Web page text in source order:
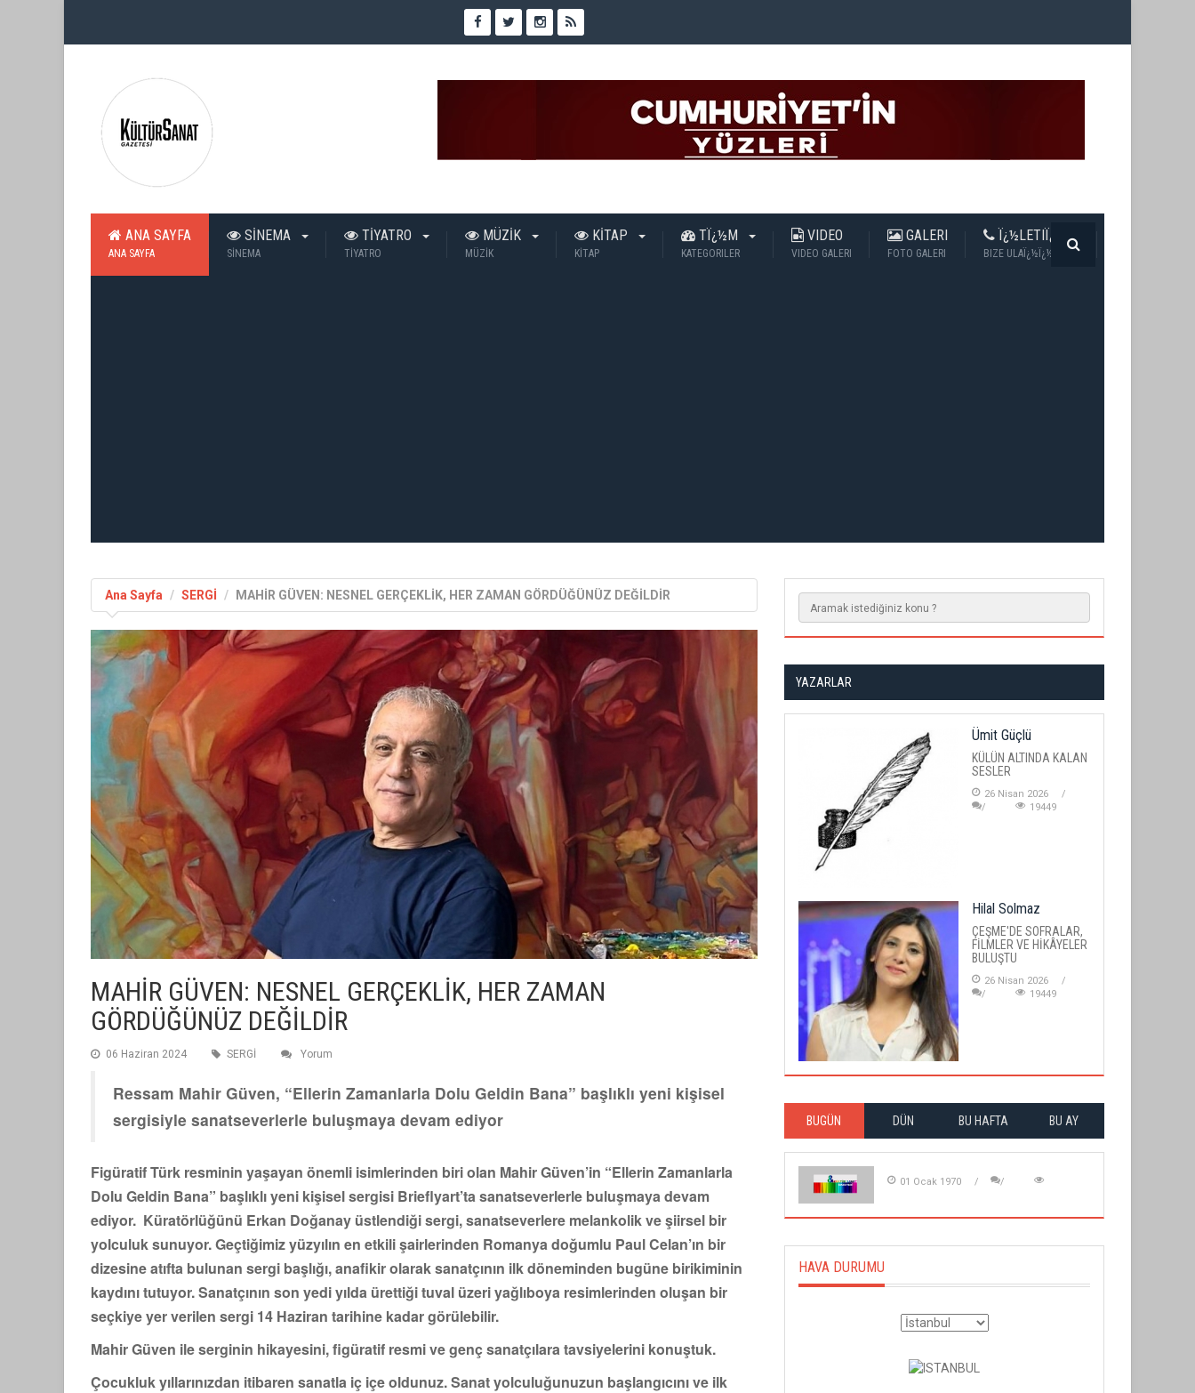
ANA SAYFA
ANA SAYFA
SİNEMA
SİNEMA
TİYATRO
TİYATRO
MÜZİK
MÜZİK
KİTAP
KİTAP
TÏ¿½M
KATEGORILER
VIDEO
VIDEO GALERI
GALERI
FOTO GALERI
Ï¿½LETIÏ¿½IM
BIZE ULAÏ¿½Ï¿½N
Ana Sayfa SERGİ MAHİR GÜVEN: NESNEL GERÇEKLİK, HER ZAMAN GÖRDÜĞÜNÜZ DEĞİLDİR
MAHİR GÜVEN: NESNEL GERÇEKLİK, HER ZAMAN
GÖRDÜĞÜNÜZ DEĞİLDİR
06 Haziran 2024 SERGİ Yorum
Ressam Mahir Güven, “Ellerin Zamanlarla Dolu Geldin Bana” başlıklı yeni kişisel
sergisiyle sanatseverlerle buluşmaya devam ediyor
Figüratif Türk resminin yaşayan önemli isimlerinden biri olan Mahir Güven’in “Ellerin Zamanlarla
Dolu Geldin Bana” başlıklı yeni kişisel sergisi Brieflyart’ta sanatseverlerle buluşmaya devam
ediyor. Küratörlüğünü Erkan Doğanay üstlendiği sergi, sanatseverlere melankolik ve şiirsel bir
yolculuk sunuyor.Geçtiğimiz yüzyılın en etkili şairlerinden Romanya doğumlu Paul Celan’ın bir
dizesine atıfta bulunan sergi başlığı, anafikir olarak sanatçının ilk döneminden bugüne birikiminin
kaydını tutuyor.Sanatçının son yedi yılda ürettiği tuval üzeri yağlıboya resimlerinden oluşan bir
seçkiye yer verilen sergi 14 Haziran tarihine kadar görülebilir.
Mahir Güven ile serginin hikayesini, figüratif resmi ve genç sanatçılara tavsiyelerini konuştuk.
Çocukluk yıllarınızdan itibaren sanatla iç içe oldunuz. Sanat yolculuğunuzun başlangıcını ve ilk
YAZARLAR
Ümit Güçlü
KÜLÜN ALTINDA KALAN
SESLER
26 Nisan 2026
19449
Hilal Solmaz
ÇEŞME'DE SOFRALAR,
FİLMLER VE HİKÂYELER
BULUŞTU
26 Nisan 2026
19449
BUGÜN DÜN BU HAFTA BU AY
01 Ocak 1970
HAVA DURUMU